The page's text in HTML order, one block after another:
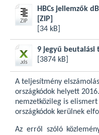
HBCs jellemzők
[ZIP]
[34 kB]
9 jegyű beutalási
[3874 kB]
A teljesítmény
országkódok helyett
nemzetközileg is elismert
országkódok kerülnek
Az erről szóló